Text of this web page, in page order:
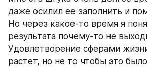
даже осилил ее заполнить и
Но через какое-то время я
результата почему-то не
Удовлетворение сферами
растет, но не то чтобы это